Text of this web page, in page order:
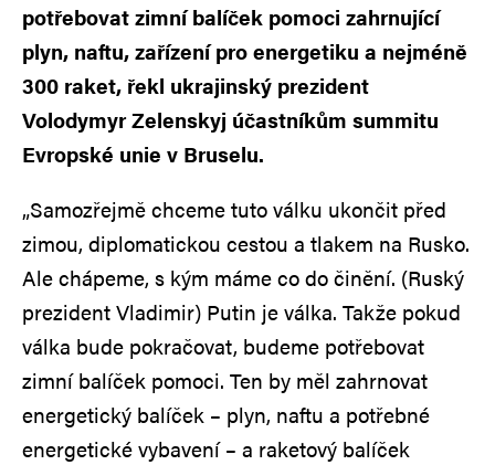
potřebovat zimní balíček pomoci zahrnující
plyn, naftu, zařízení pro energetiku a nejméně
300 raket, řekl ukrajinský prezident
Volodymyr Zelenskyj účastníkům summitu
Evropské unie v Bruselu.
„Samozřejmě chceme tuto válku ukončit před
zimou, diplomatickou cestou a tlakem na Rusko.
Ale chápeme, s kým máme co do činění. (Ruský
prezident Vladimir) Putin je válka. Takže pokud
válka bude pokračovat, budeme potřebovat
zimní balíček pomoci. Ten by měl zahrnovat
energetický balíček – plyn, naftu a potřebné
energetické vybavení – a raketový balíček